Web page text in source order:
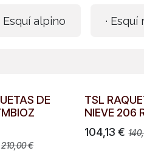
Esquí alpino ·
DE
210,00€
TSL
NIEVE 206
104,13 €